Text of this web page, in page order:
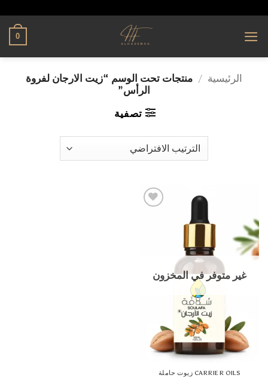
0
الرئيسية / منتجات تحت الوسم “زيت الارجان لفروة
الرأس”
تصفية
غير متوفر في المخزون
CARRIER OILS زيوت حاملة